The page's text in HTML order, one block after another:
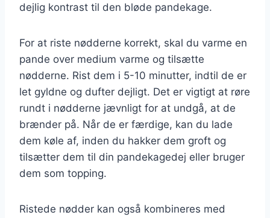
dejlig kontrast til den bløde pandekage.
For at riste nødderne korrekt, skal du varme en
pande over medium varme og tilsætte
nødderne. Rist dem i 5-10 minutter, indtil de er
let gyldne og dufter dejligt. Det er vigtigt at røre
rundt i nødderne jævnligt for at undgå, at de
brænder på. Når de er færdige, kan du lade
dem køle af, inden du hakker dem groft og
tilsætter dem til din pandekagedej eller bruger
dem som topping.
Ristede nødder kan også kombineres med